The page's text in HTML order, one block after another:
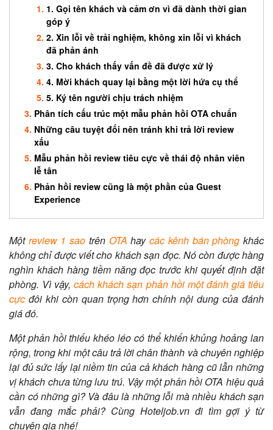
1. Gọi tên khách và cảm ơn vì đã dành thời gian
góp ý
2. Xin lỗi về trải nghiệm, không xin lỗi vì khách
đã phản ánh
3. Cho khách thấy vấn đề đã được xử lý
4. Mời khách quay lại bằng một lời hứa cụ thể
5. Ký tên người chịu trách nhiệm
Phân tích cấu trúc một mẫu phản hồi OTA chuẩn
Những câu tuyệt đối nên tránh khi trả lời review
xấu
Mẫu phản hồi review tiêu cực về thái độ nhân viên
lễ tân
Phản hồi review cũng là một phần của Guest
Experience
Một review 1 sao trên OTA haycác kênh bán phòng khác
không chỉ được viết cho khách sạn đọc. Nó còn được hàng
nghìn khách hàng tiềm năng đọc trước khi quyết định đặt
phòng. Vì vậy,cách khách sạn phản hồi một đánh giá tiêu
cực đôi khi còn quan trọng hơn chính nội dung của đánh
giá đó.
Một phản hồi thiếu khéo léo có thể khiến khủng hoảng lan
rộng, trong khi một câu trả lời chân thành và chuyên nghiệp
lại đủ sức lấy lại niềm tin của cả khách hàng cũ lẫn những
vị khách chưa từng lưu trú. Vậy một phản hồi OTA hiệu quả
cần có những gì? Và đâu là những lỗi mà nhiều khách sạn
vẫn đang mắc phải? Cùng Hoteljob.vn đi tìm gợi ý từ
chuyên gia nhé!